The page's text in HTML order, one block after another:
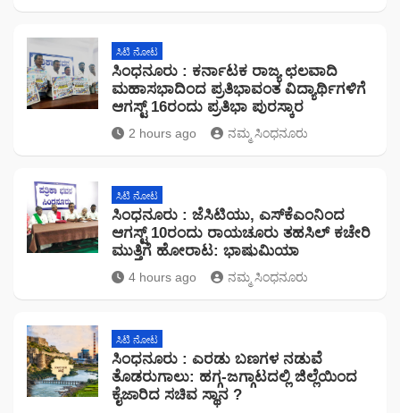
ಸಿಟಿ ನೋಟ
ಸಿಂಧನೂರು : ಕರ್ನಾಟಕ ರಾಜ್ಯ ಛಲವಾದಿ
ಮಹಾಸಭಾದಿಂದ ಪ್ರತಿಭಾವಂತ ವಿದ್ಯಾರ್ಥಿಗಳಿಗೆ
ಆಗಸ್ಟ್ 16ರಂದು ಪ್ರತಿಭಾ ಪುರಸ್ಕಾರ
2 hours ago ನಮ್ಮ ಸಿಂಧನೂರು
ಸಿಟಿ ನೋಟ
ಸಿಂಧನೂರು : ಜೆಸಿಟಿಯು, ಎಸ್‌ಕೆಎಂನಿಂದ
ಆಗಸ್ಟ್ 10ರಂದು ರಾಯಚೂರು ತಹಸಿಲ್ ಕಚೇರಿ
ಮುತ್ತಿಗೆ ಹೋರಾಟ: ಭಾಷುಮಿಯಾ
4 hours ago ನಮ್ಮ ಸಿಂಧನೂರು
ಸಿಟಿ ನೋಟ
ಸಿಂಧನೂರು : ಎರಡು ಬಣಗಳ ನಡುವೆ
ತೊಡರುಗಾಲು: ಹಗ್ಗ-ಜಗ್ಗಾಟದಲ್ಲಿ ಜಿಲ್ಲೆಯಿಂದ
ಕೈಜಾರಿದ ಸಚಿವ ಸ್ಥಾನ ?